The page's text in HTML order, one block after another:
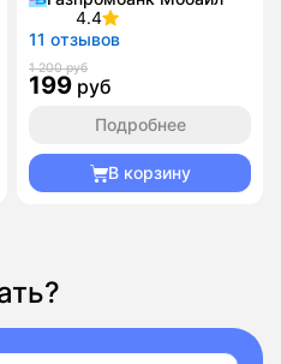
4.4
11 отзывов
1 200 руб
199 руб
Подробнее
В корзину